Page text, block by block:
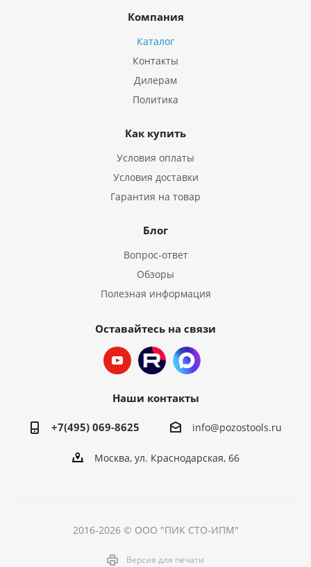
Компания
Каталог
Контакты
Дилерам
Политика
Как купить
Условия оплаты
Условия доставки
Гарантия на товар
Блог
Вопрос-ответ
Обзоры
Полезная информация
Оставайтесь на связи
Наши контакты
+7(495) 069-8625 info@pozostools.ru
Москва, ул. Краснодарская, 66
2016-2026 © ООО "ПИК СТО-ИПМ"
Версия для печати